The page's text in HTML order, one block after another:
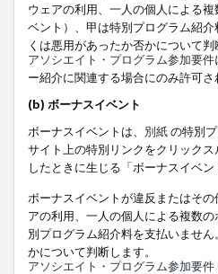
ウェアの利用、一人の個人による
ベント）、甲は特別プログラム紹
くは悪用があったか否かについて判
アソシエイト・プログラム参加要件
ー紹介に関連する場合にのみ許可さ
(b) ボーナスイベント
ボーナスイベントは、 別紙の特別
サイト上の特別リンクをクリック
したときに生じる「ボーナスイベ
ボーナスイベントが違反またはそ
アの利用、一人の個人による複数
別プログラム紹介料を支払いませ
かについて判断します。
アソシエイト・プログラム参加要件